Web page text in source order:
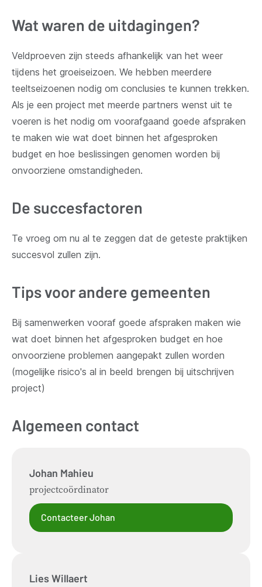
Wat waren de uitdagingen?
Veldproeven zijn steeds afhankelijk van het weer
tijdens het groeiseizoen. We hebben meerdere
teeltseizoenen nodig om conclusies te kunnen trekken.
Als je een project met meerde partners wenst uit te
voeren is het nodig om voorafgaand goede afspraken
te maken wie wat doet binnen het afgesproken
budget en hoe beslissingen genomen worden bij
onvoorziene omstandigheden.
De succesfactoren
Te vroeg om nu al te zeggen dat de geteste praktijken
succesvol zullen zijn.
Tips voor andere gemeenten
Bij samenwerken vooraf goede afspraken maken wie
wat doet binnen het afgesproken budget en hoe
onvoorziene problemen aangepakt zullen worden
(mogelijke risico's al in beeld brengen bij uitschrijven
project)
Algemeen contact
Johan Mahieu
projectcoördinator
Contacteer Johan
LiesWillaert